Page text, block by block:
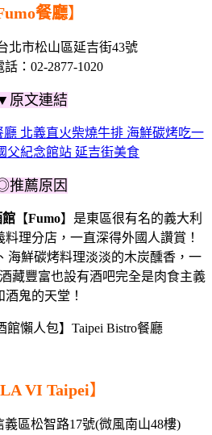
餐廳】
北市松山區延吉街43號
話：02-2877-1020
原文連結
北義直火柴燒牛排 海鮮碳烤吃一
父紀念館站 延吉街美食
推薦原因
館 【Fumo】是東區很有名的義大利
理分店，一直深得外國人讚賞！
海鮮碳烤料理淡淡的木炭醺香，一
藏豐富也設有酒吧完全是肉食主義
酒鬼的天堂！
VI Taipei】
區松智路17號(微風南山48樓)